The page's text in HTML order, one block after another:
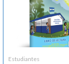
Estudiantes